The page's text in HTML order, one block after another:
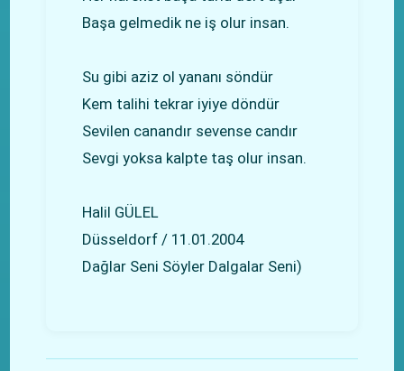
Başa gelmedik ne iş olur insan.
Su gibi aziz ol yananı söndür
Kem talihi tekrar iyiye döndür
Sevilen canandır sevense candır
Sevgi yoksa kalpte taş olur insan.
Halil GÜLEL
Düsseldorf / 11.01.2004
Dağlar Seni Söyler Dalgalar Seni)